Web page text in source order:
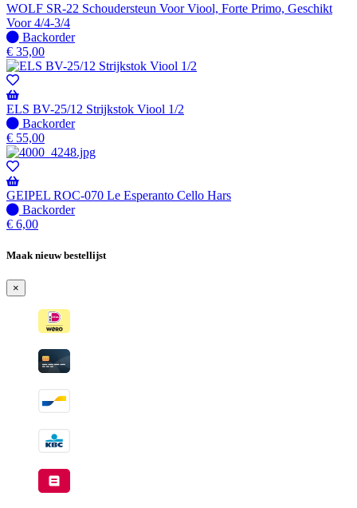
WOLF SR-22 Schoudersteun Voor Viool, Forte Primo, Geschikt
Voor 4/4-3/4
Niet
op
voorraad
-
Wordt
verzonden
wanneer
beschikbaar
Backorder
€ 35,00
ELS BV-25/12 Strijkstok Viool 1/2
Niet
op
voorraad
-
Wordt
verzonden
wanneer
beschikbaar
Backorder
€ 55,00
GEIPEL ROC-070 Le Esperanto Cello Hars
Niet
op
-
verzonden
wanneer
beschikbaar
Backorder
€ 6,00
Maak nieuw bestellijst
×